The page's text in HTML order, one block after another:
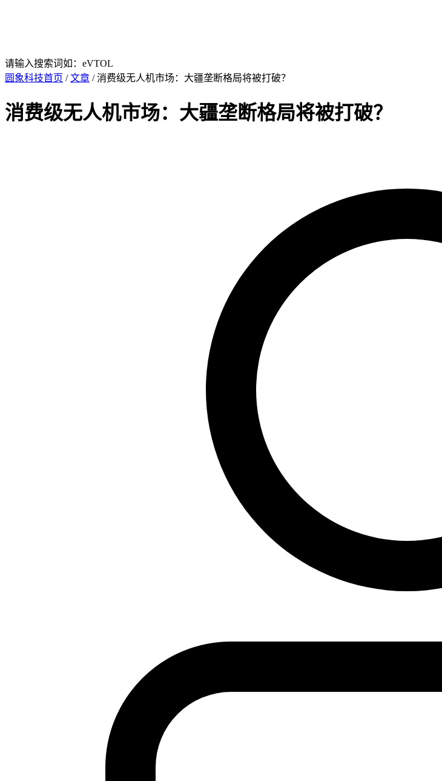
请输入搜索词如：eVTOL
圆象科技首页 /文章 / 消费级无人机市场：大疆垄断格局将被打破？
消费级无人机市场：大疆垄断格局将被打破？